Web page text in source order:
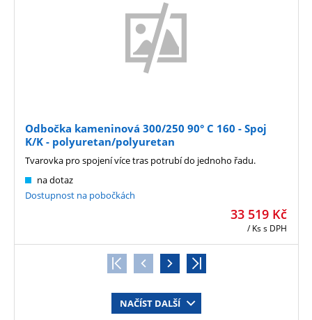
Odbočka kameninová 300/250 90° C 160 - Spoj
K/K - polyuretan/polyuretan
33 519 Kč
/ Kss DPH
na dotaz
Dostupnost na pobočkách
Tvarovka pro spojení více tras potrubí do jednoho řadu.
NAČÍST DALŠÍ